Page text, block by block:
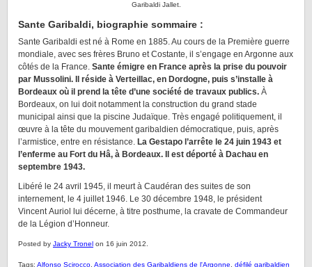
Garibaldi Jallet.
Sante Garibaldi, biographie sommaire :
Sante Garibaldi est né à Rome en 1885. Au cours de la Première guerre
mondiale, avec ses frères Bruno et Costante, il s’engage en Argonne aux
côtés de la France. Sante émigre en France après la prise du pouvoir
par Mussolini. Il réside à Verteillac, en Dordogne, puis s’installe à
Bordeaux où il prend la tête d’une société de travaux publics. À
Bordeaux, on lui doit notamment la construction du grand stade
municipal ainsi que la piscine Judaïque. Très engagé politiquement, il
œuvre à la tête du mouvement garibaldien démocratique, puis, après
l’armistice, entre en résistance. La Gestapo l’arrête le 24 juin 1943 et
l’enferme au Fort du Hâ, à Bordeaux. Il est déporté à Dachau en
septembre 1943.
Libéré le 24 avril 1945, il meurt à Caudéran des suites de son
internement, le 4 juillet 1946. Le 30 décembre 1948, le président
Vincent Auriol lui décerne, à titre posthume, la cravate de Commandeur
de la Légion d’Honneur.
Posted by Jacky Tronel on 16 juin 2012.
Tags: Alfonso Scirocco Association des Garibaldiens de l'Argonne
défilé garibaldien